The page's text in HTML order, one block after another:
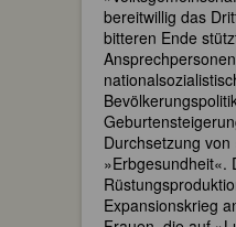
bereitwillig das
bitteren Ende
Durchsetzung
»Erbgesundheit«.
Expansionskrieg